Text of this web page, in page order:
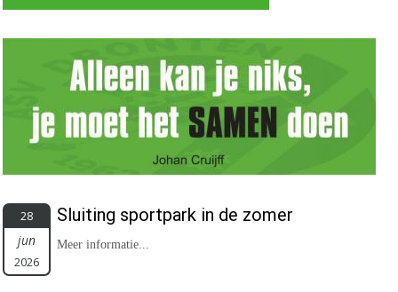
28
jun
2026
Sluiting sportpark in de zomer
Meer informatie...